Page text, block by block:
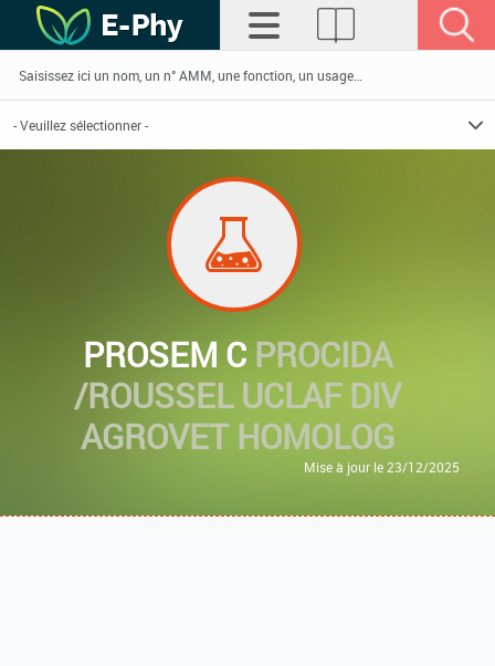
PROSEM C PROCIDA
/ROUSSEL UCLAF DIV
AGROVET HOMOLOG
Mise à jour le 23/12/2025